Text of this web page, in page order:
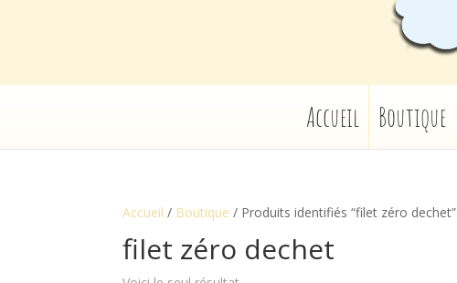
Accueil Boutique
Accueil / Boutique / Produits identifiés “filet zéro dechet”
filet zéro dechet